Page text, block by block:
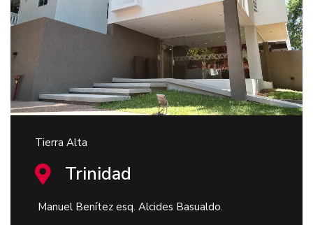
Tierra Alta
Trinidad
Manuel Benítez esq. Alcides Basualdo.